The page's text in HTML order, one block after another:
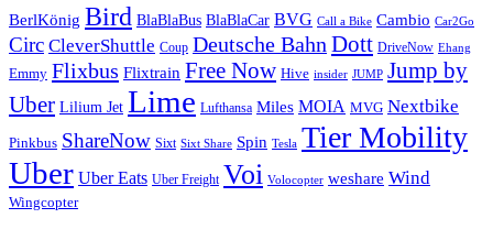
BerlKönig Bird BlaBlaBus BlaBlaCar BVG Call a Bike Cambio Car2Go
Circ CleverShuttle Coup Deutsche Bahn Dott DriveNow Ehang
Emmy Flixbus Flixtrain Free Now Hive insider JUMP Jump by
Uber Lilium Jet Lime Lufthansa Miles MOIA MVG Nextbike
Pinkbus ShareNow Sixt Sixt Share Spin Tesla Tier Mobility
Uber Uber Eats Uber Freight Voi Volocopter weshare Wind
Wingcopter